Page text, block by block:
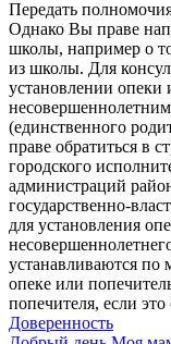
Передать
Однако Вы праве
школы, например о
из школы. Для
установлении опеки
(единственного
праве обратиться в
городского
администраций
государственно-
для установления
устанавливаются по
опеке или
попечителя, если
Доверенность